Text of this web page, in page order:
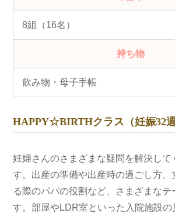
8組（16名）
持ち物
飲み物・母子手帳
HAPPY☆BIRTHクラス（妊娠32週
妊婦さんのさまざまな疑問を解決して
す。出産の準備や出産時の過ごし方、
る際のパパの役割など、さまざまなテ
す。部屋やLDR室といった入院施設の